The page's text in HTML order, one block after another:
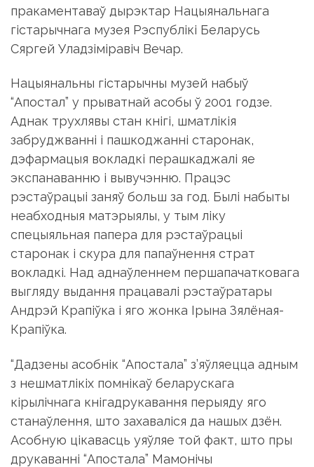
пракаментаваў дырэктар Нацыянальнага
гістарычнага музея Рэспублікі Беларусь
Сяргей Уладзіміравіч Вечар.
Нацыянальны гістарычны музей набыў
“Апостал” у прыватнай асобы ў 2001 годзе.
Аднак трухлявы стан кнігі, шматлікія
забруджванні і пашкоджанні старонак,
дэфармацыя вокладкі перашкаджалі яе
экспанаванню і вывучэнню. Працэс
рэстаўрацыі заняў больш за год. Былі набыты
неабходныя матэрыялы, у тым ліку
спецыяльная папера для рэстаўрацыі
старонак і скура для папаўнення страт
вокладкі. Над аднаўленнем першапачатковага
выгляду выдання працавалі рэстаўратары
Андрэй Крапіўка і яго жонка Ірына Зялёная-
Крапіўка.
“Дадзены асобнік “Апостала” з’яўляецца адным
з нешматлікіх помнікаў беларускага
кірылічнага кнігадрукавання перыяду яго
станаўлення, што захаваліся да нашых дзён.
Асобную цікавасць уяўляе той факт, што пры
друкаванні “Апостала” Мамонічы